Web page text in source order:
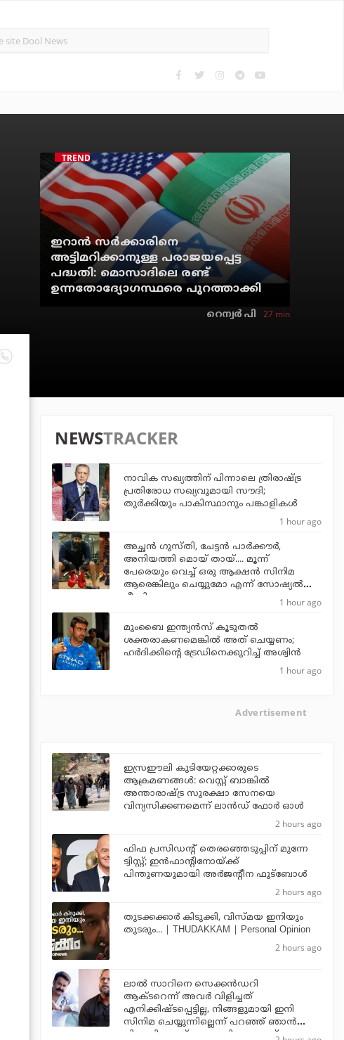
TRENDING
ഇറാന്‍ സര്‍ക്കാരിനെ
അട്ടിമറിക്കാനുള്ള പരാജയപ്പെട്ട
പദ്ധതി: മൊസാദിലെ രണ്ട്
ഉന്നതോദ്യോഗസ്ഥരെ പുറത്താക്കി
റെന്വര്‍ പി 27 min
NEWSTRACKER
നാവിക സഖ്യത്തിന് പിന്നാലെ ത്രിരാഷ്ട്ര
പ്രതിരോധ സഖ്യവുമായി സൗദി;
തുര്‍ക്കിയും പാകിസ്ഥാനും പങ്കാളികള്‍
1 hour ago
അച്ഛന്‍ ഗുസ്തി, ചേട്ടന്‍ പാര്‍ക്കൗര്‍,
അനിയത്തി മൊയ് തായ്.... മൂന്ന്
പേരെയും വെച്ച് ഒരു ആക്ഷന്‍ സിനിമ
ആരെങ്കിലും ചെയ്യുമോ എന്ന് സോഷ്യല്‍
മീഡിയ
1 hour ago
മുംബൈ ഇന്ത്യന്‍സ് കൂടുതല്‍
ശക്തരാകണമെങ്കില്‍ അത് ചെയ്യണം;
ഹര്‍ദിക്കിന്റെ ട്രേഡിനെക്കുറിച്ച് അശ്വിന്‍
1 hour ago
Advertisement
ഇസ്രഈലി കുടിയേറ്റക്കാരുടെ
ആക്രമണങ്ങള്‍: വെസ്റ്റ് ബാങ്കില്‍
അന്താരാഷ്ട്ര സുരക്ഷാ സേനയെ
വിന്യസിക്കണമെന്ന് ലാന്‍ഡ് ഫോര്‍ ഓള്‍
2 hours ago
ഫിഫ പ്രസിഡന്റ് തെരഞ്ഞെടുപ്പിന് മുന്നേ
ട്വിസ്റ്റ്; ഇന്‍ഫാന്റിനോയ്ക്ക്
പിന്തുണയുമായി അര്‍ജന്റീന ഫുട്‌ബോള്‍
2 hours ago
തുടക്കക്കാര്‍ കിടുക്കി, വിസ്മയ ഇനിയും
തുടരും... | THUDAKKAM | Personal Opinion
2 hours ago
ലാല്‍ സാറിനെ സെക്കന്‍ഡറി
ആക്ടറെന്ന് അവര്‍ വിളിച്ചത്
എനിക്കിഷ്ടപ്പെട്ടില്ല, നിങ്ങളുമായി ഇനി
സിനിമ ചെയ്യുന്നില്ലെന്ന് പറഞ്ഞ് ഞാന്‍
പിന്മാറി: ജൂഡ് ആന്തണി ജോസഫ്